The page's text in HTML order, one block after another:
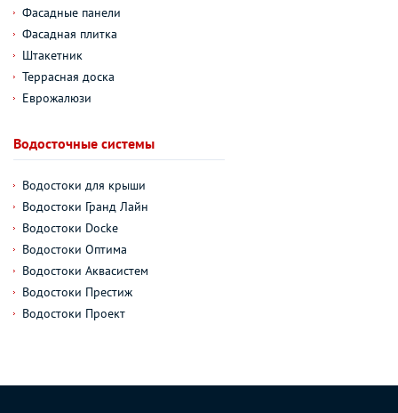
Фасадные панели
Фасадная плитка
Штакетник
Террасная доска
Еврожалюзи
Водосточные системы
Водостоки для крыши
Водостоки Гранд Лайн
Водостоки Docke
Водостоки Оптима
Водостоки Аквасистем
Водостоки Престиж
Водостоки Проект